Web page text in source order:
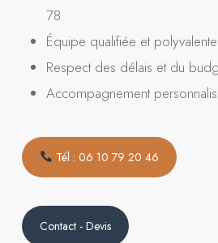
78
Équipe qualifiée et polyvalente
Respect des délais et du
Accompagnement
Tél : 06 10 79 20 46
Contact - Devis